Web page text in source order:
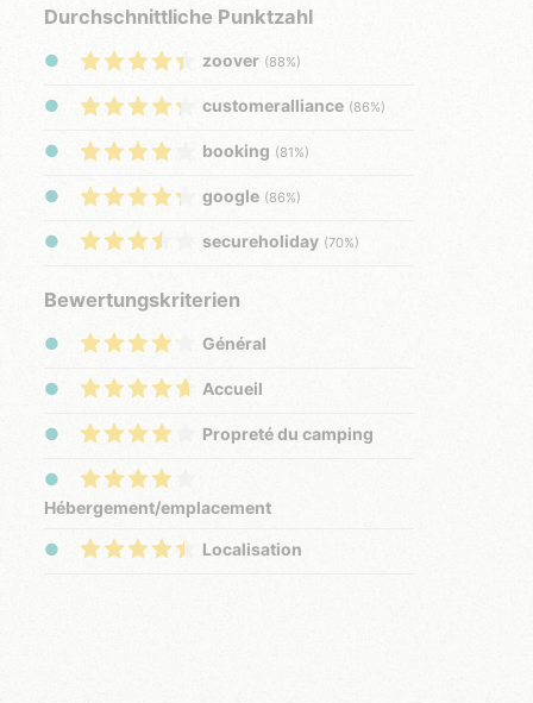
Durchschnittliche Punktzahl
zoover (88%)
customeralliance (86%)
booking (81%)
google (86%)
secureholiday (70%)
Bewertungskriterien
Général
Accueil
Propreté du camping
Hébergement/emplacement
Localisation